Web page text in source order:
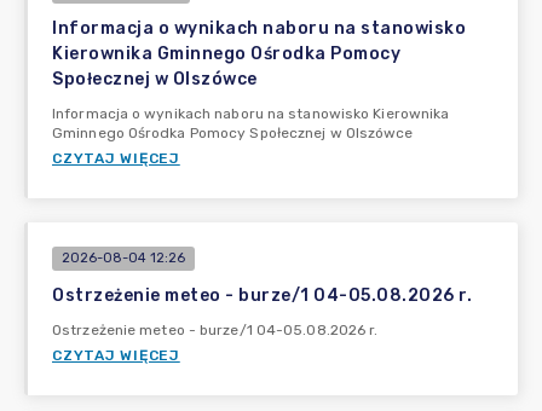
Informacja o wynikach naboru na stanowisko
Kierownika Gminnego Ośrodka Pomocy
Społecznej w Olszówce
Informacja o wynikach naboru na stanowisko Kierownika
Gminnego Ośrodka Pomocy Społecznej w Olszówce
CZYTAJ WIĘCEJ
2026-08-04 12:26
Ostrzeżenie meteo - burze/1 04-05.08.2026 r.
Ostrzeżenie meteo - burze/1 04-05.08.2026 r.
CZYTAJ WIĘCEJ